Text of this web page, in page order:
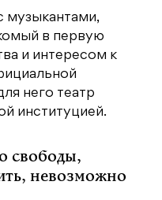
музыкантами,
в первую
и интересом к
него театр
институцией.
свободы,
невозможно